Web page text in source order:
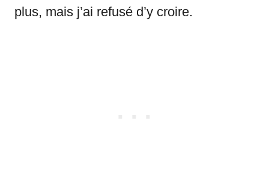
plus, mais j’ai refusé d’y croire.